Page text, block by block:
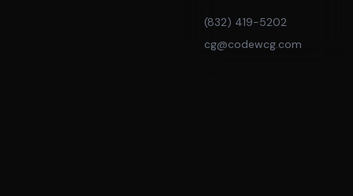
(832) 419-5202
cg@codewcg.com